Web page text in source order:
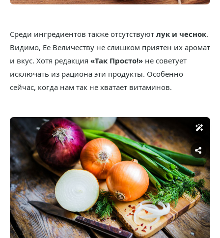
Среди ингредиентов также отсутствуют лук и чеснок.
Видимо, Ее Величеству не слишком приятен их аромат
и вкус. Хотя редакция «Так Просто!» не советует
исключать из рациона эти продукты. Особенно
сейчас, когда нам так не хватает витаминов.